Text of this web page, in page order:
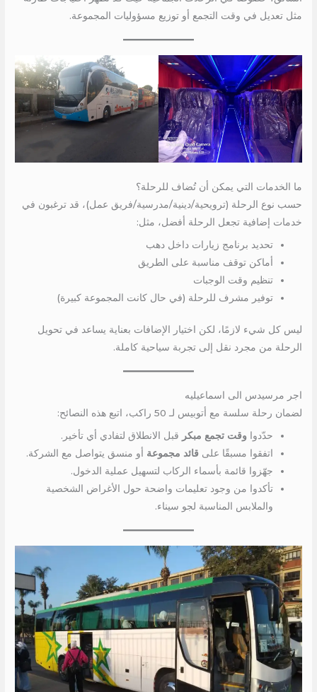
مثل تعديل في وقت التجمع أو توزيع مسؤوليات المجموعة.
ما الخدمات التي يمكن أن تُضاف للرحلة؟
حسب نوع الرحلة (ترويحية/دينية/مدرسية/فريق عمل)، قد ترغبون في
خدمات إضافية تجعل الرحلة أفضل، مثل:
تحديد برنامج زيارات داخل دهب
أماكن توقف مناسبة على الطريق
تنظيم وقت الوجبات
توفير مشرف للرحلة (في حال كانت المجموعة كبيرة)
ليس كل شيء لازمًا، لكن اختيار الإضافات بعناية يساعد في تحويل
الرحلة من مجرد نقل إلى تجربة سياحية كاملة.
اجر مرسيدس الى اسماعيليه
لضمان رحلة سلسة مع أتوبيس لـ 50 راكب، اتبع هذه النصائح:
حدّدواوقت تجمع مبكر قبل الانطلاق لتفادي أي تأخير.
اتفقوا مسبقًا علىقائد مجموعة أو منسق يتواصل مع الشركة.
جهّزوا قائمة بأسماء الركاب لتسهيل عملية الدخول.
تأكدوا من وجود تعليمات واضحة حول الأغراض الشخصية
والملابس المناسبة لجو سيناء.